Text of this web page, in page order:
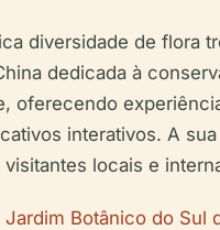
diversidade de flora
dedicada à
oferecendo
interativos. A
locais e
Botânico do Sul